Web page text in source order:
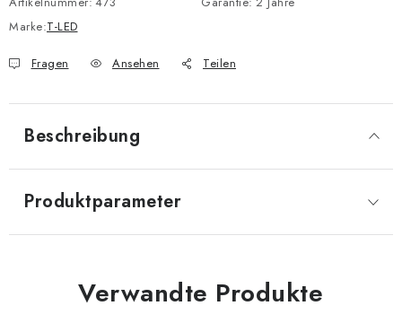
Marke:T-LED
Fragen Ansehen Teilen
Beschreibung
Produktparameter
Verwandte Produkte